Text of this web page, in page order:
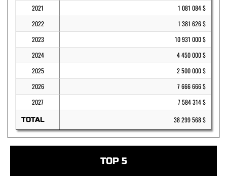
2021
1 081 084 $
2022
1 381 626 $
2023
10 931 000 $
2024
4 450 000 $
2025
2 500 000 $
2026
7 666 666 $
2027
7 584 314 $
TOTAL 38 299 568 $
TOP 5